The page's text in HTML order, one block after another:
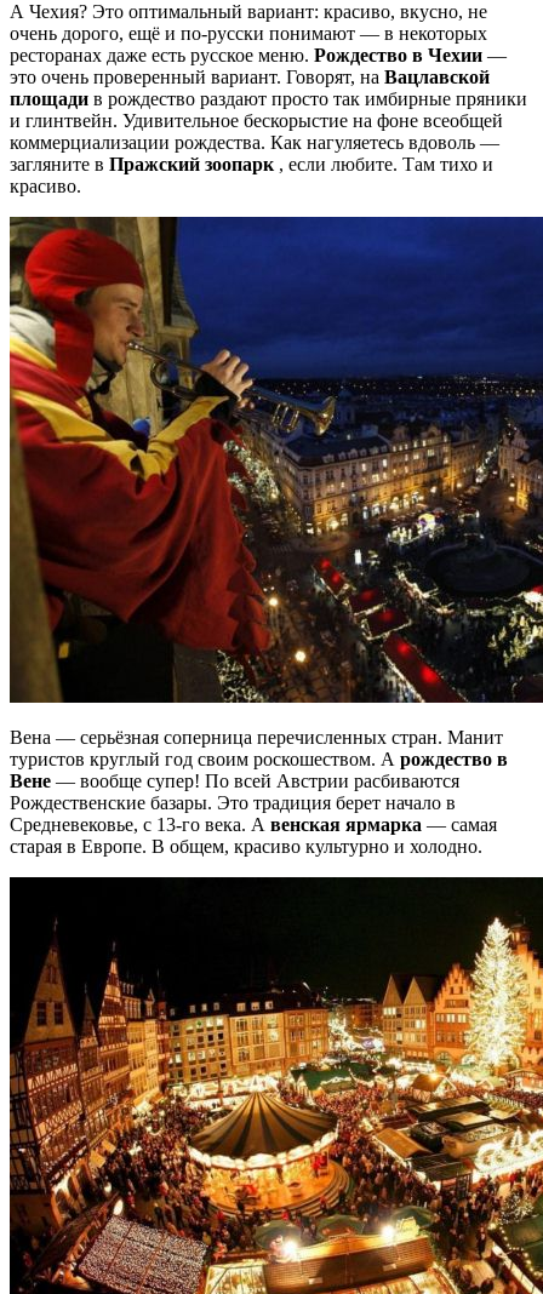
А Чехия? Это оптимальный вариант: красиво, вкусно, не
очень дорого, ещё и по-русски понимают — в некоторых
ресторанах даже есть русское меню. Рождество в Чехии —
это очень проверенный вариант. Говорят, на Вацлавской
площади в рождество раздают просто так имбирные пряники
и глинтвейн. Удивительное бескорыстие на фоне всеобщей
коммерциализации рождества. Как нагуляетесь вдоволь —
загляните в Пражский зоопарк , если любите. Там тихо и
красиво.
Вена — серьёзная соперница перечисленных стран. Манит
туристов круглый год своим роскошеством. А рождество в
Вене — вообще супер! По всей Австрии расбиваются
Рождественские базары. Это традиция берет начало в
Средневековье, с 13-го века. А венская ярмарка — самая
старая в Европе. В общем, красиво культурно и холодно.